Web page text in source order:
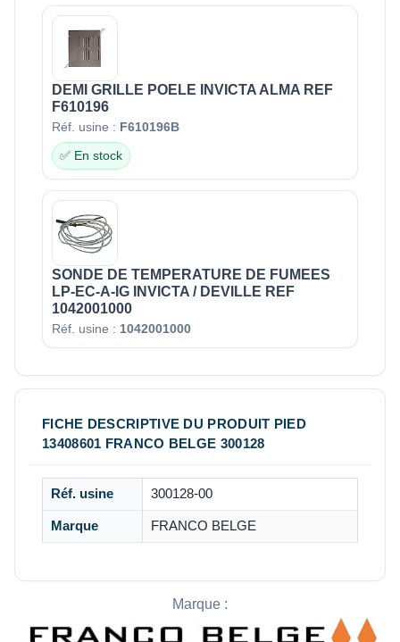
DEMI GRILLE POELE INVICTA ALMA REF
F610196
Réf. usine : F610196B
✅ En stock
SONDE DE TEMPERATURE DE FUMEES
LP-EC-A-IG INVICTA / DEVILLE REF
1042001000
Réf. usine : 1042001000
FICHE DESCRIPTIVE DU PRODUIT PIED
13408601 FRANCO BELGE 300128
Réf. usine 300128-00
Marque FRANCO BELGE
Marque :